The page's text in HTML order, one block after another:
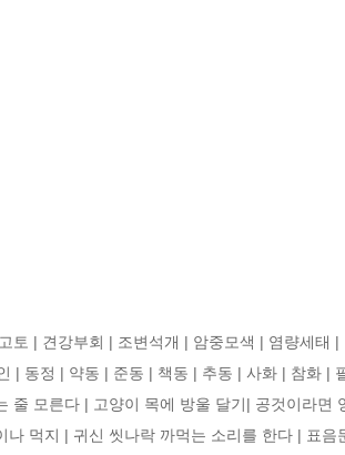
토 | 견강부회 | 조변석개 | 암중모색 | 염량세
| 동정 | 약동 | 준동 | 책동 | 추동 | 사화 | 참화 |
줄 모른다 | 고양이 목에 방울 달기| 공것이라
나 먹지 | 귀신 씻나락 까먹는 소리를 한다 | 표